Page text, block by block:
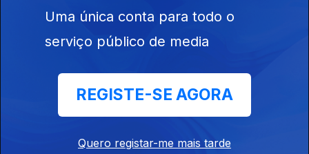
Uma única conta para todo o
serviço público de media
REGISTE-SE AGORA
Quero registar-me mais tarde